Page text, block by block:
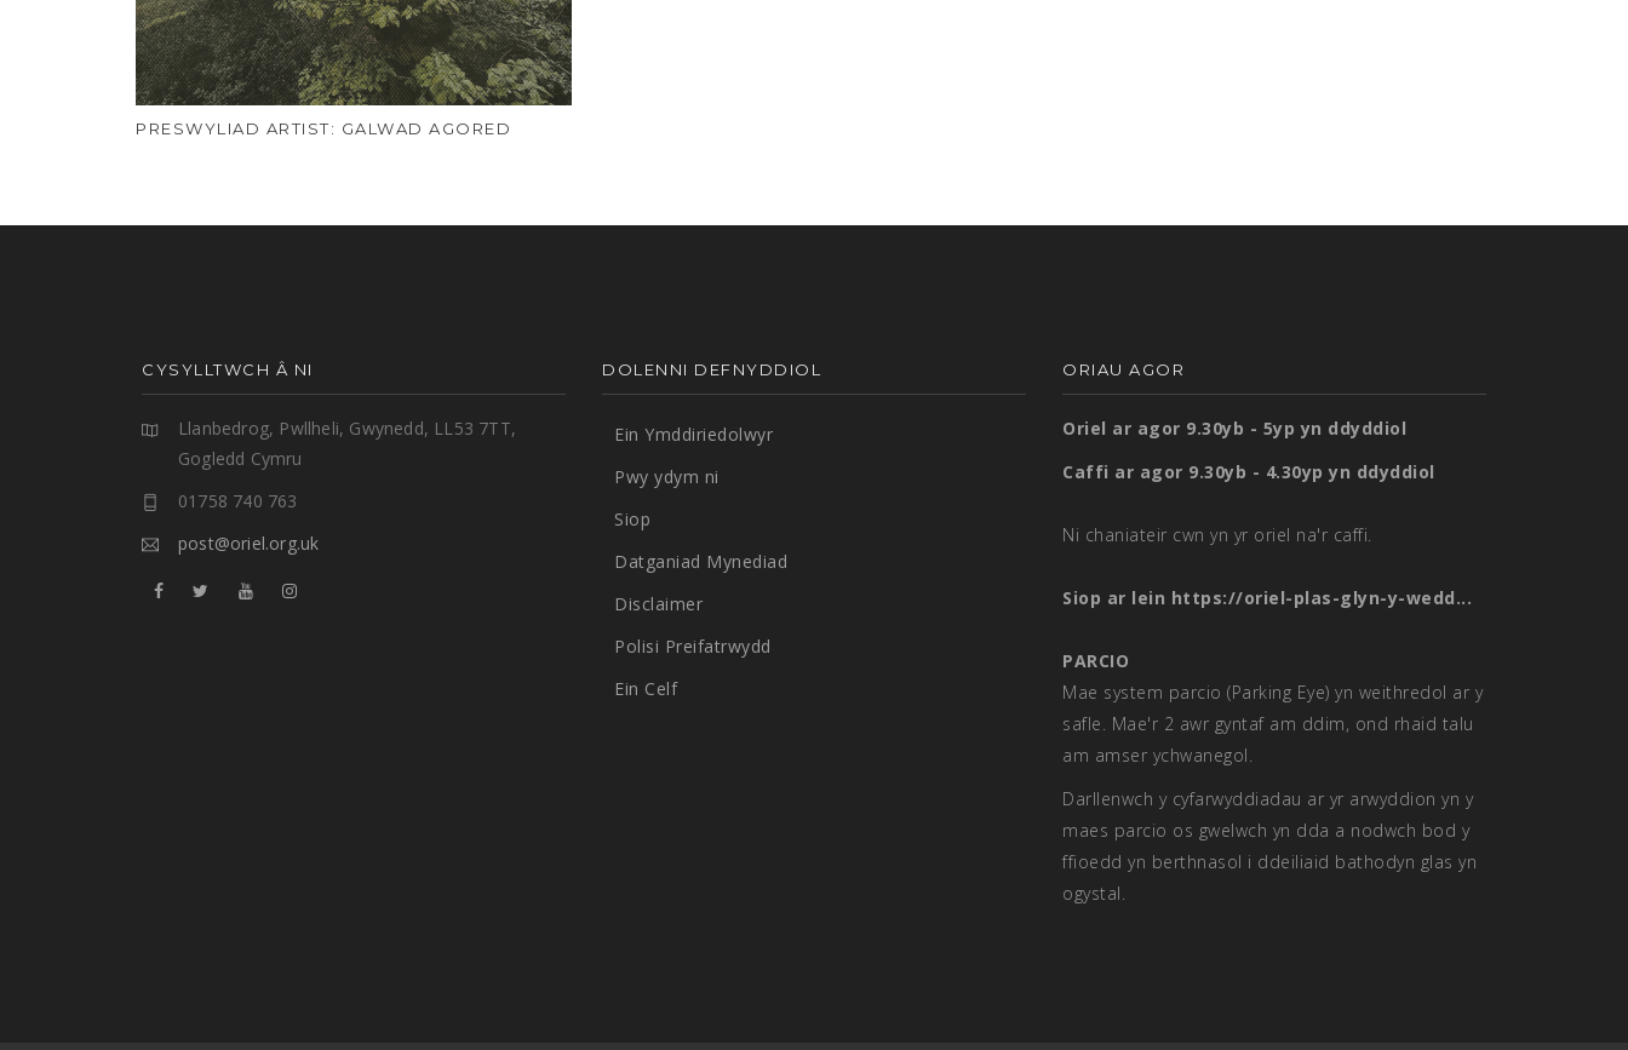
PRESWYLIAD ARTIST: GALWAD AGORED
CYSYLLTWCH Â NI
Llanbedrog, Pwllheli, Gwynedd, LL53 7TT,
Gogledd Cymru
01758 740 763
post@oriel.org.uk
DOLENNI DEFNYDDIOL
Ein Ymddiriedolwyr
Pwy ydym ni
Siop
Datganiad Mynediad
Disclaimer
Polisi Preifatrwydd
Ein Celf
ORIAU AGOR
Oriel ar agor 9.30yb - 5yp yn ddyddiol
Caffi ar agor 9.30yb - 4.30yp yn ddyddiol
Ni chaniateir cwn yn yr oriel na'r caffi.
Siop ar lein https://oriel-plas-glyn-y-wedd...
PARCIO
Mae system parcio (Parking Eye) yn weithredol ar y
safle. Mae'r 2 awr gyntaf am ddim, ond rhaid talu
am amser ychwanegol.
Darllenwch y cyfarwyddiadau ar yr arwyddion yn y
maes parcio os gwelwch yn dda a nodwch bod y
ffioedd yn berthnasol i ddeiliaid bathodyn glas yn
ogystal.